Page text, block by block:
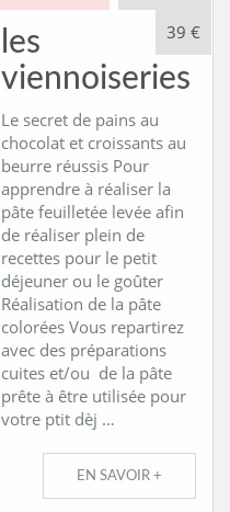
39 €
les
viennoiseries
Le secret de pains au
chocolat et croissants au
beurre réussis Pour
apprendre à réaliser la
pâte feuilletée levée afin
de réaliser plein de
recettes pour le petit
déjeuner ou le goûter
Réalisation de la pâte
colorées Vous repartirez
avec des préparations
cuites et/ou de la pâte
prête à être utilisée pour
votre ptit dèj …
EN SAVOIR +